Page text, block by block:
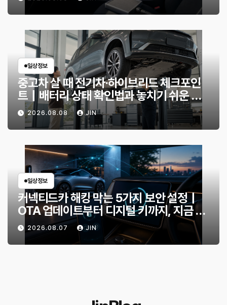
일상정보
중고차 살 때 전기차·하이브리드 체크포인
트｜배터리 상태 확인법과 놓치기 쉬운 위
험 신호
2026.08.08 JIN
일상정보
커넥티드카 해킹 막는 5가지 보안 설정｜
OTA 업데이트부터 디지털 키까지, 지금 확
인할 것은?
2026.08.07 JIN